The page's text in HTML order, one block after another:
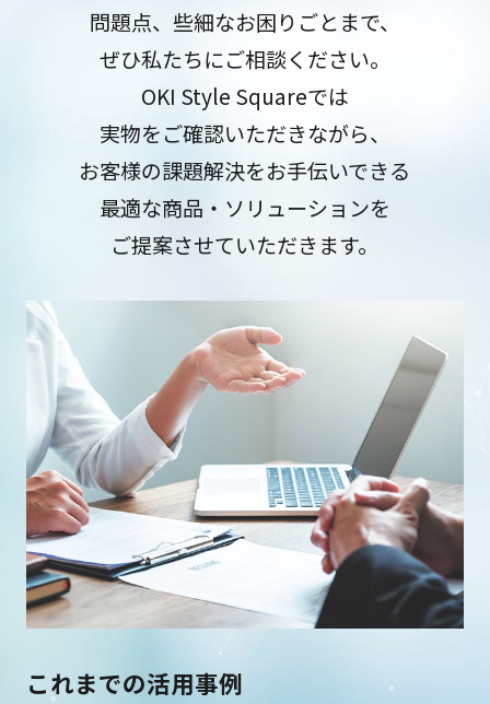
問題点、些細なお困りごとまで、
ぜひ私たちにご相談ください。
OKI Style Squareでは
実物をご確認いただきながら、
お客様の課題解決をお手伝いできる
最適な商品・ソリューションを
ご提案させていただきます。
これまでの活用事例